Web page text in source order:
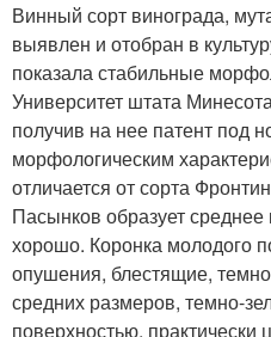
Винный сорт винограда,
выявлен и отобран в
показала стабильные
Университет штата
получив на нее патент под
морфологическим
отличается от сорта
Пасынков образует
хорошо. Коронка молодого
опушения, блестящие,
средних размеров, темно-
поверхностью, практически